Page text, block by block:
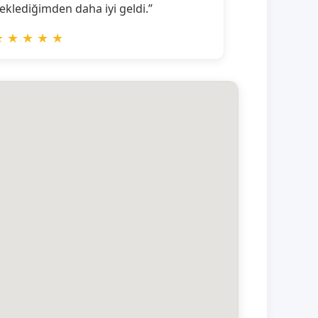
daha iyi geldi.”
★ ★ ★ ★